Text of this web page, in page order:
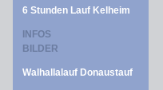
6 Stunden Lauf Kelheim
INFOS
BILDER
Walhallalauf Donaustauf